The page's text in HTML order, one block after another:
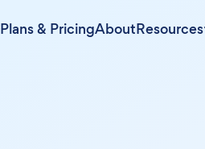
Plans & PricingAboutResources